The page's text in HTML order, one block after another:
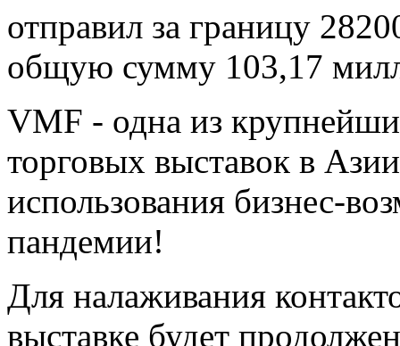
отправил за границу
общую сумму 103,17
VMF - одна из
торговых выставок в
использования бизнес-
пандемии!
Для налаживания
выставке будет